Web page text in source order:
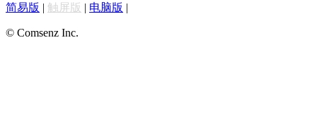
简易版 | 触屏版 | 电脑版 |
© Comsenz Inc.